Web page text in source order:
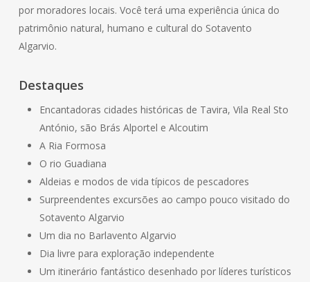
por moradores locais. Você terá uma experiência única do
patrimônio natural, humano e cultural do Sotavento
Algarvio.
Destaques
Encantadoras cidades históricas de Tavira, Vila Real Sto
António, são Brás Alportel e Alcoutim
A Ria Formosa
O rio Guadiana
Aldeias e modos de vida típicos de pescadores
Surpreendentes excursões ao campo pouco visitado do
Sotavento Algarvio
Um dia no Barlavento Algarvio
Dia livre para exploração independente
Um itinerário fantástico desenhado por líderes turísticos